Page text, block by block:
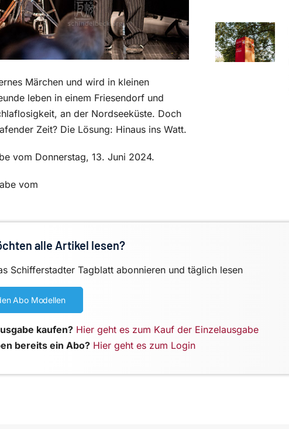
Märchen und wird in kleinen
leben in einem Friesendorf und
an der Nordseeküste. Doch
Zeit? Die Lösung: Hinaus ins Watt.
vom Donnerstag, 13. Juni 2024.
vom
alle Artikel lesen?
Schifferstadter Tagblatt abonnieren und täglich lesen
Abo Modellen
kaufen? Hier geht es zum Kauf der Einzelausgabe
bereits ein Abo? Hier geht es zum Login